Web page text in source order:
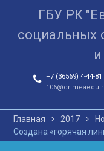
ГБУ РК
социальных
+7 (36569) 4-44-81
Главная 2017
Создана «горячая